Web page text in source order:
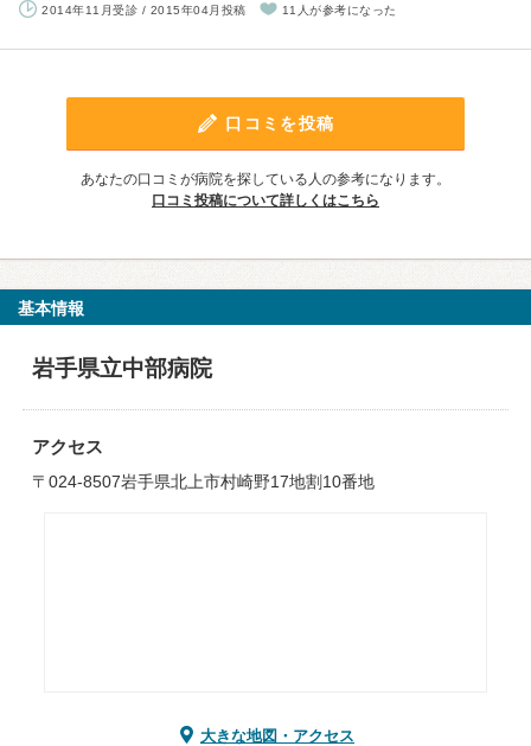
2014年11月受診 / 2015年04月投稿 11人が参考になった
口コミを投稿
あなたの口コミが病院を探している人の参考になります。
口コミ投稿について詳しくはこちら
基本情報
岩手県立中部病院
アクセス
〒024-8507岩手県北上市村崎野17地割10番地
大きな地図・アクセス